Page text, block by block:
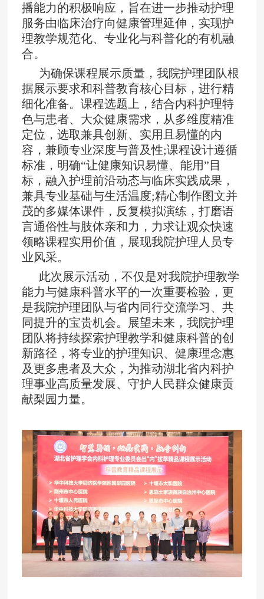
播能力的积极响应，旨在进一步推动护理
服务由临床治疗向健康管理延伸，实现护
理教学规范化、专业化与科普化的有机融
合。
为确保课程展示质量，我院护理团队根
据展示要求和科普教育核心目标，进行精
细化准备。课程选题上，结合内科护理特
色与患者、大众健康需求，从多维度精准
定位，选取兼具创新、实用且易懂的内
容，兼顾专业深度与普及性;课程设计遵循
标准，明确“让健康知识易懂、能用”目
标，融入护理前沿动态与临床实践成果，
兼具专业基础与生活温度;精心制作图文并
茂的多媒体课件，反复模拟演练，打磨语
言通俗性与肢体亲和力，力求让观众快速
领略课程实用价值，展现我院护理人员专
业风采。
此次展示活动，不仅是对我院护理教学
能力与健康科普水平的一次重要检验，更
是我院护理团队与省内同行交流学习、共
同提升的宝贵机会。展望未来，我院护理
团队将持续探索护理教学和健康科普的创
新路径，将专业的护理知识、健康理念惠
及更多患者及大众，为推动湖北省内科护
理事业高质量发展、守护人民群众健康贡
献梨园力量。